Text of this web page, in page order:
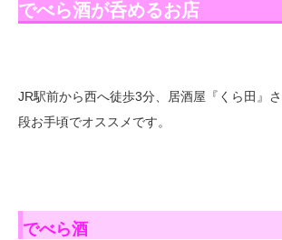
でべら酒が呑めるお店
JR駅前から西へ徒歩3分、居酒屋『くら田』
段お手頃でオススメです。
でべら酒